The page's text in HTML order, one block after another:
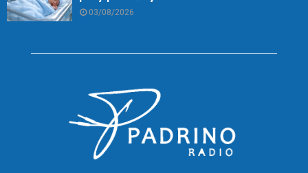
03/08/2026